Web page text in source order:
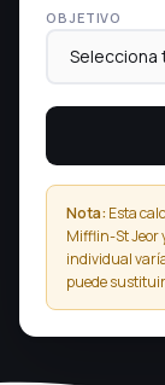
OBJETIVO
Nota: Esta
Mifflin-St Jeor
individual
puede